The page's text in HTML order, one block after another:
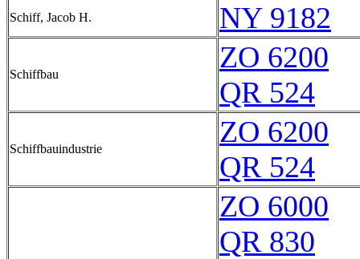
Schiff, Jacob H. NY 9182
Schiffbau
ZO 6200
QR 524
Schiffbauindustrie
ZO 6200
QR 524
ZO 6000
QR 830